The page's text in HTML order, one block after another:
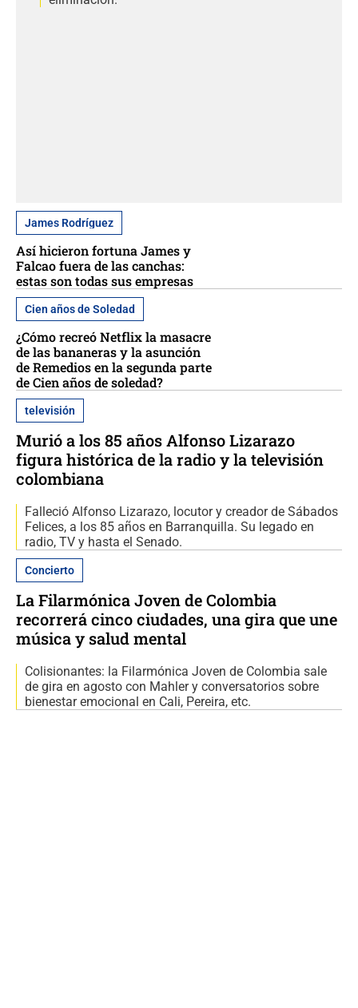
James Rodríguez
Así hicieron fortuna James y
Falcao fuera de las canchas:
estas son todas sus empresas
Cien años de Soledad
¿Cómo recreó Netflix la masacre
de las bananeras y la asunción
de Remedios en la segunda parte
de Cien años de soledad?
televisión
Murió a los 85 años Alfonso Lizarazo
figura histórica de la radio y la televisión
colombiana
Falleció Alfonso Lizarazo, locutor y creador de Sábados
Felices, a los 85 años en Barranquilla. Su legado en
radio, TV y hasta el Senado.
Concierto
La Filarmónica Joven de Colombia
recorrerá cinco ciudades, una gira que une
música y salud mental
Colisionantes: la Filarmónica Joven de Colombia sale
de gira en agosto con Mahler y conversatorios sobre
bienestar emocional en Cali, Pereira, etc.